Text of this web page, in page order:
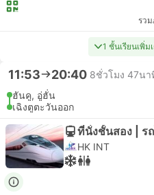
รว
1 ชั้นเรียนเพิ่ม
11:53 20:40 8ชั่วโมง 47นา
ฮันคู, อู่ฮั่น
เฉิงตูตะวันออก
ที่นั่งชั้นสอง | ร
HK INT